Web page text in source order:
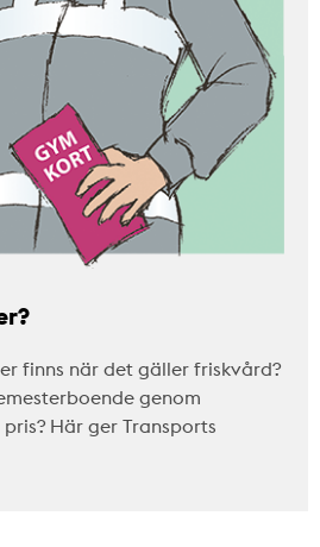
finns när det gäller friskvård?
genom
Här ger Transports